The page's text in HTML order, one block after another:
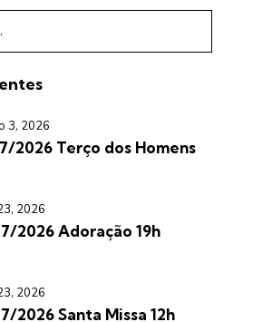
3, 2026
2026 Terço dos Homens
2026
2026 Adoração 19h
2026
2026 Santa Missa 12h